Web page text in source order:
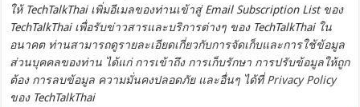
ให้ TechTalkThai เพิ่มอีเมลของท่านเข้าสู่ Email Subscription List ของ
TechTalkThai เพื่อรับข่าวสารและบริการต่างๆ ของ TechTalkThai ใน
อนาคต ท่านสามารถดูรายละเอียดเกี่ยวกับการจัดเก็บและการใช้ข้อมูล
ส่วนบุคคลของท่าน ได้แก่ การเข้าถึง การเก็บรักษา การปรับข้อมูลให้ถูก
ต้อง การลบข้อมูล ความมั่นคงปลอดภัย และอื่นๆ ได้ที่Privacy Policy
ของ TechTalkThai